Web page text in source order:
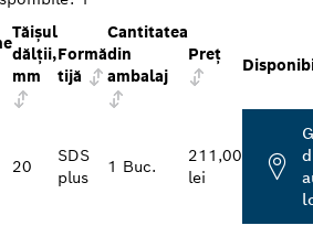
Tăișul
dălții,
mm
Formă
tijă
Cantitatea
din
ambalaj
Preţ
20
SDS
plus
1 Buc.
211,00
lei